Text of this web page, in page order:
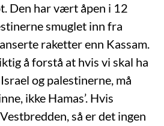
Den har vært åpen i 12
smuglet inn fra
raketter enn Kassam.
å forstå at hvis vi skal ha
og palestinerne, må
ikke Hamas’. Hvis
så er det ingen